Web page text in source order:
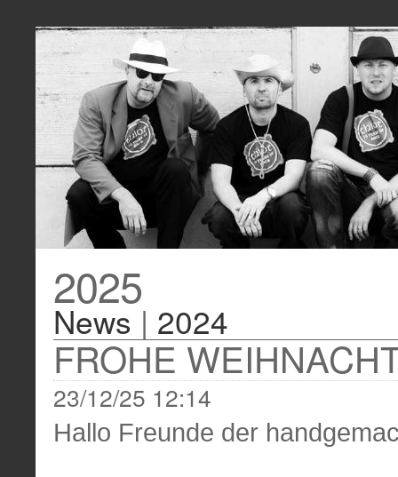
2025
News | 2024
FROHE
23/12/25 12:14
Hallo Freunde der